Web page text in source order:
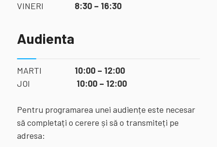
VINERI 8:30 – 16:30
Audienta
MARTI 10:00 – 12:00
JOI 10:00 – 12:00
Pentru programarea unei audiențe este necesar
să completați o cerere și să o transmiteți pe
adresa: